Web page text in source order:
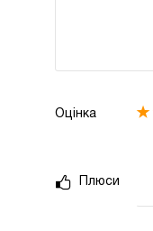
Оцінка
Плюси